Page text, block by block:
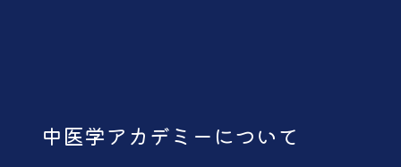
中医学アカデミーについて